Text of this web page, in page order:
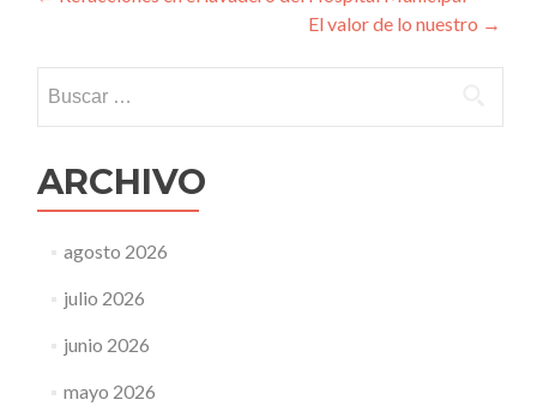
entradas
El valor de lo nuestro →
ARCHIVO
agosto 2026
julio 2026
junio 2026
mayo 2026